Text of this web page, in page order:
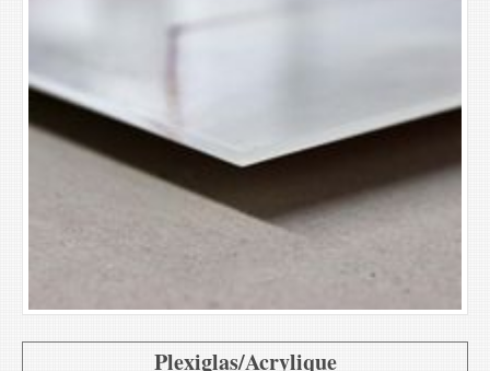
Plexiglas/Acrylique